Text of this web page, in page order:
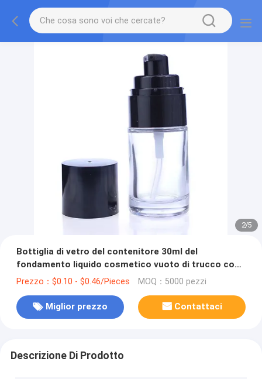
2/5
Bottiglia di vetro del contenitore 30ml del
fondamento liquido cosmetico vuoto di trucco con
la pompa nera F037
Prezzo：$0.10 - $0.46/Pieces MOQ：5000 pezzi
Miglior prezzo Contattaci
Descrizione Di Prodotto